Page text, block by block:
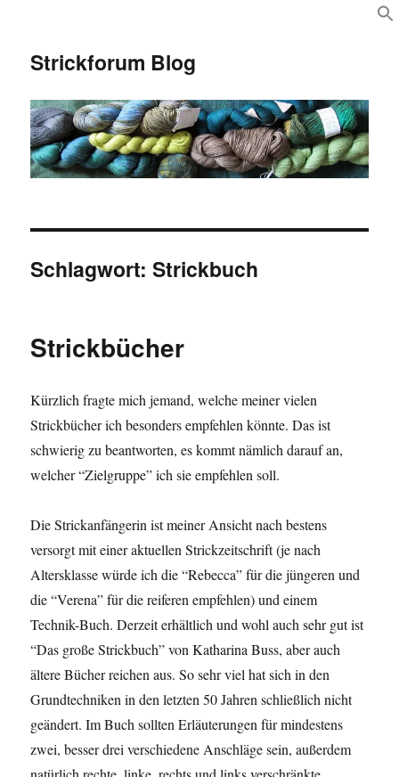
Strickforum Blog
Schlagwort:Strickbuch
Strickbücher
Kürzlich fragte mich jemand, welche meiner vielen
Strickbücher ich besonders empfehlen könnte. Das ist
schwierig zu beantworten, es kommt nämlich darauf an,
welcher “Zielgruppe” ich sie empfehlen soll.
Die Strickanfängerin ist meiner Ansicht nach bestens
versorgt mit einer aktuellen Strickzeitschrift (je nach
Altersklasse würde ich die “Rebecca” für die jüngeren und
die “Verena” für die reiferen empfehlen) und einem
Technik-Buch. Derzeit erhältlich und wohl auch sehr gut ist
“Das große Strickbuch” von Katharina Buss, aber auch
ältere Bücher reichen aus. So sehr viel hat sich in den
Grundtechniken in den letzten 50 Jahren schließlich nicht
geändert. Im Buch sollten Erläuterungen für mindestens
zwei, besser drei verschiedene Anschläge sein, außerdem